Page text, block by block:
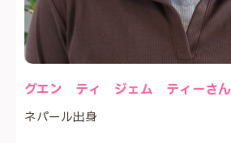
グエン ティ ジェム ティーさん
ネパール出身